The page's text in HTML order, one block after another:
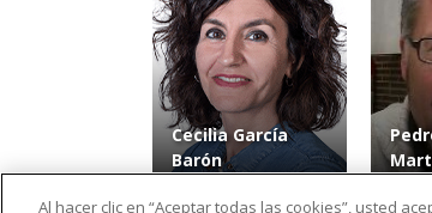
Cecilia García
Barón
Al hacer clic en “Aceptar todas las cookies”, usted